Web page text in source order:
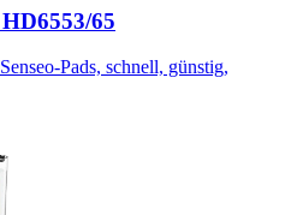
65
Pads, schnell, günstig,